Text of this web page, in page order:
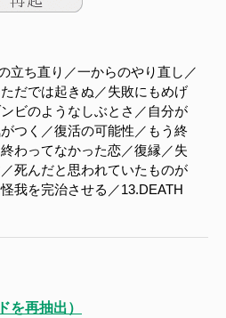
立ち直り／一からのやり直し／
だでは起きぬ／失敗にもめげ
ビのようなしぶとさ／自分が
つく／復活の可能性／もう終
わってなかった恋／復縁／失
死んだと思われていたものが
我を完治させる／13.DEATH
を再抽出）